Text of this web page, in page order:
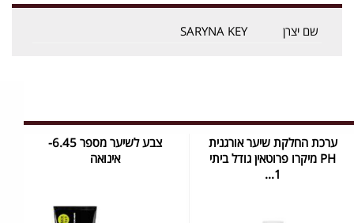
שם יצרן SARYNA KEY
ערכת החלקת שיער אורגנית
PH מיקרו פרוטאין גודל ביתי
1...
צבע לשיער מספר 6.45-
אינואה